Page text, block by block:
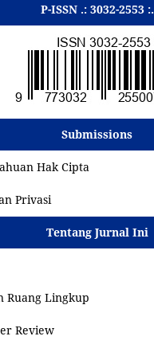
P-ISSN .: 3032-2553:.
Submissions
Hak Cipta
Privasi
Tentang Jurnal Ini
Ruang Lingkup
Review